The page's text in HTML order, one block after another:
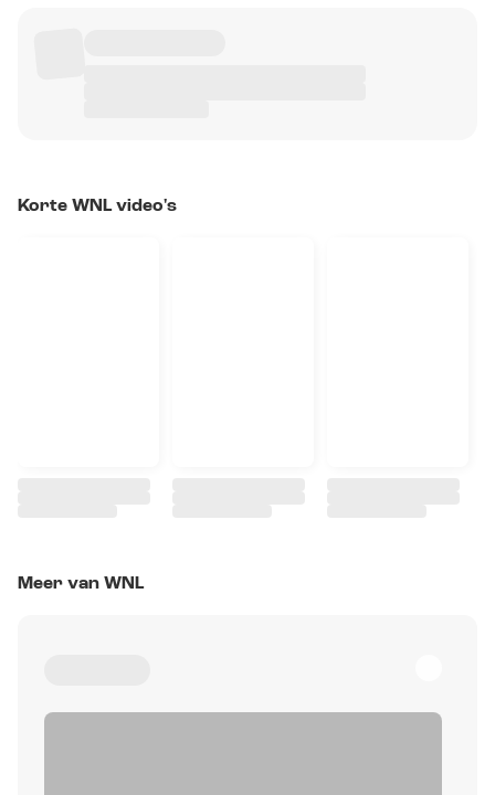
Korte WNL video's
Meer van WNL